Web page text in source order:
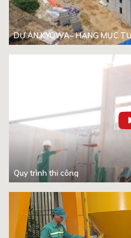
DỰ ÁN KYOWA– HẠNG MỤC
Quy trình thi công